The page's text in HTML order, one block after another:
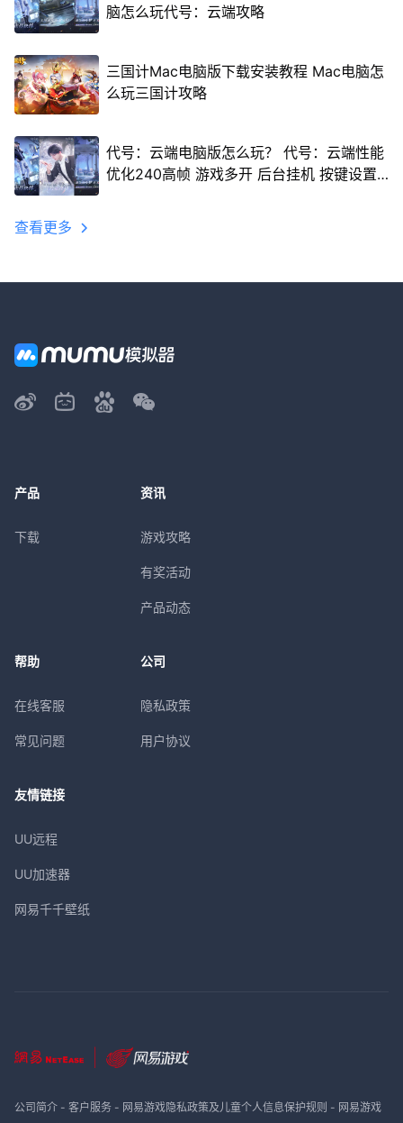
脑怎么玩代号：云端攻略
三国计Mac电脑版下载安装教程 Mac电脑怎
么玩三国计攻略
代号：云端电脑版怎么玩？ 代号：云端性能
优化240高帧 游戏多开 后台挂机 按键设置
查看更多
产品
下载
资讯
游戏攻略
有奖活动
产品动态
帮助
在线客服
常见问题
公司
隐私政策
用户协议
友情链接
UU远程
UU加速器
网易千千壁纸
公司简介- 客户服务- 网易游戏隐私政策及儿童个人信息保护规则 - 网易游戏